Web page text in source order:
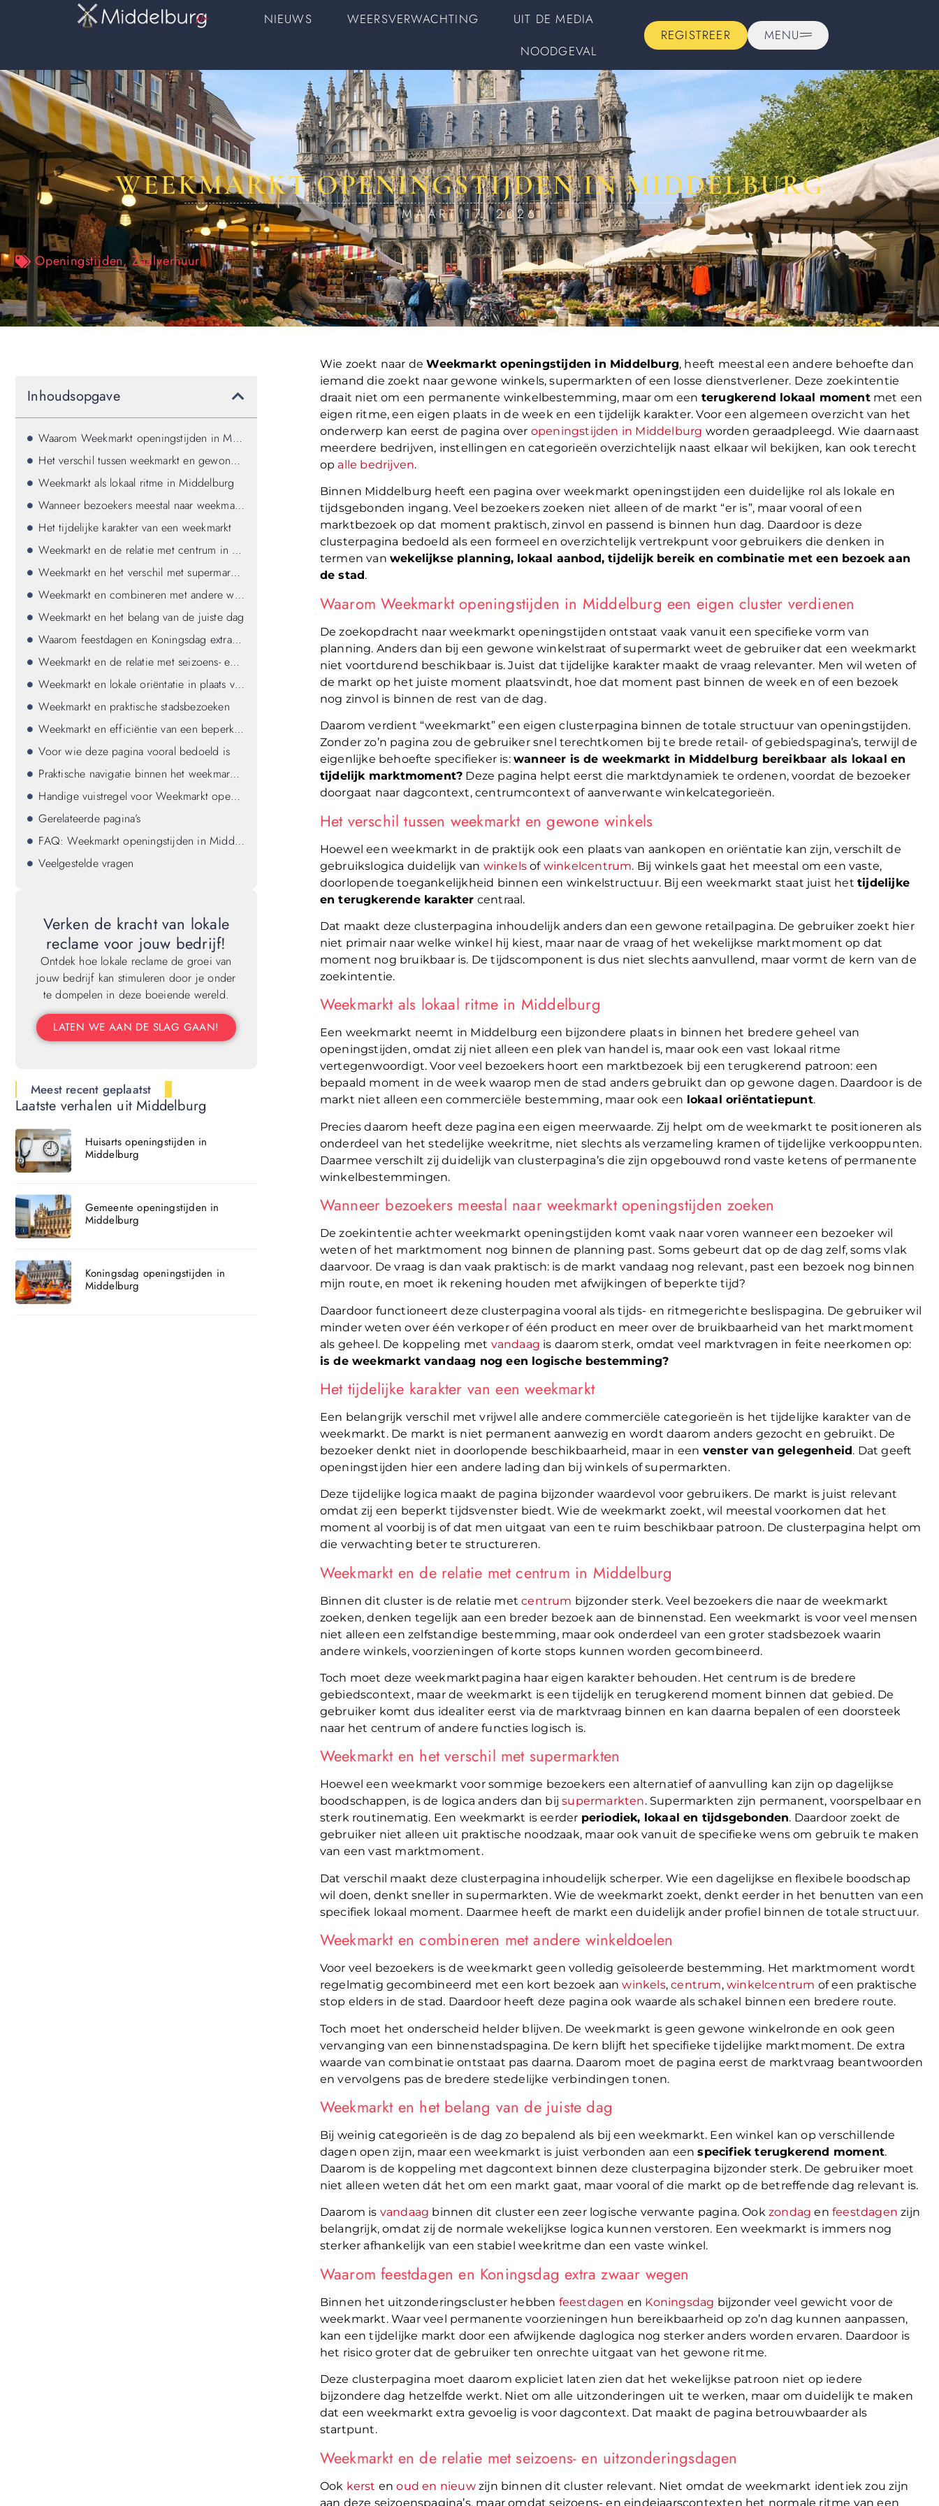
NIEUWS WEERSVERWACHTING
UIT DE MEDIA
NOODGEVAL
REGISTREER MENU
WEEKMARKT OPENINGSTIJDEN IN MIDDELBURG
MAART 17, 2026
Openingstijden,Zaalverhuur
Wie zoekt naar deWeekmarkt openingstijden in Middelburg, heeft meestal een andere behoefte dan
iemand die zoekt naar gewone winkels, supermarkten of een losse dienstverlener. Deze zoekintentie
draait niet om een permanente winkelbestemming, maar om een terugkerend lokaal momentmet een
eigen ritme, een eigen plaats in de week en een tijdelijk karakter. Voor een algemeen overzicht van het
onderwerp kan eerst de pagina over openingstijden in Middelburg worden geraadpleegd. Wie daarnaast
meerdere bedrijven, instellingen en categorieën overzichtelijk naast elkaar wil bekijken, kan ook terecht
op alle bedrijven.
Binnen Middelburg heeft een pagina over weekmarkt openingstijden een duidelijke rol als lokale en
tijdsgebonden ingang. Veel bezoekers zoeken niet alleen of de markt “er is”, maar vooral of een
marktbezoek op dat moment praktisch, zinvol en passend is binnen hun dag. Daardoor is deze
clusterpagina bedoeld als een formeel en overzichtelijk vertrekpunt voor gebruikers die denken in
termen van wekelijkse planning, lokaal aanbod, tijdelijk bereik en combinatie met een bezoek aan
de stad.
Waarom Weekmarkt openingstijden in Middelburg een eigen cluster verdienen
De zoekopdracht naar weekmarkt openingstijden ontstaat vaak vanuit een specifieke vorm van
planning. Anders dan bij een gewone winkelstraat of supermarkt weet de gebruiker dat een weekmarkt
niet voortdurend beschikbaar is. Juist dat tijdelijke karakter maakt de vraag relevanter. Men wil weten of
de markt op het juiste moment plaatsvindt, hoe dat moment past binnen de week en of een bezoek
nog zinvol is binnen de rest van de dag.
Daarom verdient “weekmarkt” een eigen clusterpagina binnen de totale structuur van openingstijden.
Zonder zo’n pagina zou de gebruiker snel terechtkomen bij te brede retail- of gebiedspagina’s, terwijl de
eigenlijke behoefte specifieker is: wanneer is de weekmarkt in Middelburg bereikbaar als lokaal en
tijdelijk marktmoment? Deze pagina helpt eerst die marktdynamiek te ordenen, voordat de bezoeker
doorgaat naar dagcontext, centrumcontext of aanverwante winkelcategorieën.
Het verschil tussen weekmarkt en gewone winkels
Hoewel een weekmarkt in de praktijk ook een plaats van aankopen en oriëntatie kan zijn, verschilt de
gebruikslogica duidelijk van winkelsof winkelcentrum. Bij winkels gaat het meestal om een vaste,
doorlopende toegankelijkheid binnen een winkelstructuur. Bij een weekmarkt staat juist het tijdelijke
en terugkerende karakter centraal.
Dat maakt deze clusterpagina inhoudelijk anders dan een gewone retailpagina. De gebruiker zoekt hier
niet primair naar welke winkel hij kiest, maar naar de vraag of het wekelijkse marktmoment op dat
moment nog bruikbaar is. De tijdscomponent is dus niet slechts aanvullend, maar vormt de kern van de
zoekintentie.
Weekmarkt als lokaal ritme in Middelburg
Een weekmarkt neemt in Middelburg een bijzondere plaats in binnen het bredere geheel van
openingstijden, omdat zij niet alleen een plek van handel is, maar ook een vast lokaal ritme
vertegenwoordigt. Voor veel bezoekers hoort een marktbezoek bij een terugkerend patroon: een
bepaald moment in de week waarop men de stad anders gebruikt dan op gewone dagen. Daardoor is de
markt niet alleen een commerciële bestemming, maar ook een lokaal oriëntatiepunt.
Precies daarom heeft deze pagina een eigen meerwaarde. Zij helpt om de weekmarkt te positioneren als
onderdeel van het stedelijke weekritme, niet slechts als verzameling kramen of tijdelijke verkooppunten.
Daarmee verschilt zij duidelijk van clusterpagina’s die zijn opgebouwd rond vaste ketens of permanente
winkelbestemmingen.
Wanneer bezoekers meestal naar weekmarkt openingstijden zoeken
De zoekintentie achter weekmarkt openingstijden komt vaak naar voren wanneer een bezoeker wil
weten of het marktmoment nog binnen de planning past. Soms gebeurt dat op de dag zelf, soms vlak
daarvoor. De vraag is dan vaak praktisch: is de markt vandaag nog relevant, past een bezoek nog binnen
mijn route, en moet ik rekening houden met afwijkingen of beperkte tijd?
Daardoor functioneert deze clusterpagina vooral als tijds- en ritmegerichte beslispagina. De gebruiker wil
minder weten over één verkoper of één product en meer over de bruikbaarheid van het marktmoment
als geheel. De koppeling met vandaag is daarom sterk, omdat veel marktvragen in feite neerkomen op:
is de weekmarkt vandaag nog een logische bestemming?
Het tijdelijke karakter van een weekmarkt
Een belangrijk verschil met vrijwel alle andere commerciële categorieën is het tijdelijke karakter van de
weekmarkt. De markt is niet permanent aanwezig en wordt daarom anders gezocht en gebruikt. De
bezoeker denkt niet in doorlopende beschikbaarheid, maar in een venster van gelegenheid. Dat geeft
openingstijden hier een andere lading dan bij winkels of supermarkten.
Deze tijdelijke logica maakt de pagina bijzonder waardevol voor gebruikers. De markt is juist relevant
omdat zij een beperkt tijdsvenster biedt. Wie de weekmarkt zoekt, wil meestal voorkomen dat het
moment al voorbij is of dat men uitgaat van een te ruim beschikbaar patroon. De clusterpagina helpt om
die verwachting beter te structureren.
Weekmarkt en de relatie met centrum in Middelburg
Binnen dit cluster is de relatie metcentrum bijzonder sterk. Veel bezoekers die naar de weekmarkt
zoeken, denken tegelijk aan een breder bezoek aan de binnenstad. Een weekmarkt is voor veel mensen
niet alleen een zelfstandige bestemming, maar ook onderdeel van een groter stadsbezoek waarin
andere winkels, voorzieningen of korte stops kunnen worden gecombineerd.
Toch moet deze weekmarktpagina haar eigen karakter behouden. Het centrum is de bredere
gebiedscontext, maar de weekmarkt is een tijdelijk en terugkerend moment binnen dat gebied. De
gebruiker komt dus idealiter eerst via de marktvraag binnen en kan daarna bepalen of een doorsteek
naar het centrum of andere functies logisch is.
Weekmarkt en het verschil met supermarkten
Hoewel een weekmarkt voor sommige bezoekers een alternatief of aanvulling kan zijn op dagelijkse
boodschappen, is de logica anders dan bijsupermarkten. Supermarkten zijn permanent, voorspelbaar en
sterk routinematig. Een weekmarkt is eerder periodiek, lokaal en tijdsgebonden. Daardoor zoekt de
gebruiker niet alleen uit praktische noodzaak, maar ook vanuit de specifieke wens om gebruik te maken
van een vast marktmoment.
Dat verschil maakt deze clusterpagina inhoudelijk scherper. Wie een dagelijkse en flexibele boodschap
wil doen, denkt sneller in supermarkten. Wie de weekmarkt zoekt, denkt eerder in het benutten van een
specifiek lokaal moment. Daarmee heeft de markt een duidelijk ander profiel binnen de totale structuur.
Weekmarkt en combineren met andere winkeldoelen
Voor veel bezoekers is de weekmarkt geen volledig geïsoleerde bestemming. Het marktmoment wordt
regelmatig gecombineerd met een kort bezoek aanwinkels,centrum, winkelcentrum of een praktische
stop elders in de stad. Daardoor heeft deze pagina ook waarde als schakel binnen een bredere route.
Toch moet het onderscheid helder blijven. De weekmarkt is geen gewone winkelronde en ook geen
vervanging van een binnenstadspagina. De kern blijft het specifieke tijdelijke marktmoment. De extra
waarde van combinatie ontstaat pas daarna. Daarom moet de pagina eerst de marktvraag beantwoorden
en vervolgens pas de bredere stedelijke verbindingen tonen.
Weekmarkt en het belang van de juiste dag
Bij weinig categorieën is de dag zo bepalend als bij een weekmarkt. Een winkel kan op verschillende
dagen open zijn, maar een weekmarkt is juist verbonden aan eenspecifiek terugkerend moment.
Daarom is de koppeling met dagcontext binnen deze clusterpagina bijzonder sterk. De gebruiker moet
niet alleen weten dát het om een markt gaat, maar vooral of die markt op de betreffende dag relevant is.
Daarom is vandaag binnen dit cluster een zeer logische verwante pagina. Ook zondag en feestdagen zijn
belangrijk, omdat zij de normale wekelijkse logica kunnen verstoren. Een weekmarkt is immers nog
sterker afhankelijk van een stabiel weekritme dan een vaste winkel.
Waarom feestdagen en Koningsdag extra zwaar wegen
Binnen het uitzonderingscluster hebben feestdagen en Koningsdag bijzonder veel gewicht voor de
weekmarkt. Waar veel permanente voorzieningen hun bereikbaarheid op zo’n dag kunnen aanpassen,
kan een tijdelijke markt door een afwijkende daglogica nog sterker anders worden ervaren. Daardoor is
het risico groter dat de gebruiker ten onrechte uitgaat van het gewone ritme.
Deze clusterpagina moet daarom expliciet laten zien dat het wekelijkse patroon niet op iedere
bijzondere dag hetzelfde werkt. Niet om alle uitzonderingen uit te werken, maar om duidelijk te maken
dat een weekmarkt extra gevoelig is voor dagcontext. Dat maakt de pagina betrouwbaarder als
startpunt.
Weekmarkt en de relatie met seizoens- en uitzonderingsdagen
Ook kerst enoud en nieuwzijn binnen dit cluster relevant. Niet omdat de weekmarkt identiek zou zijn
aan deze seizoenspagina’s, maar omdat seizoens- en eindejaarscontexten het normale ritme van een
Inhoudsopgave
Waarom Weekmarkt openingstijden in Middelburg een eigen cluster verdienen
Het verschil tussen weekmarkt en gewone winkels
Weekmarkt als lokaal ritme in Middelburg
Wanneer bezoekers meestal naar weekmarkt openingstijden zoeken
Het tijdelijke karakter van een weekmarkt
Weekmarkt en de relatie met centrum in Middelburg
Weekmarkt en het verschil met supermarkten
Weekmarkt en combineren met andere winkeldoelen
Weekmarkt en het belang van de juiste dag
Waarom feestdagen en Koningsdag extra zwaar wegen
Weekmarkt en de relatie met seizoens- en uitzonderingsdagen
Weekmarkt en lokale oriëntatie in plaats van ketenkeuze
Weekmarkt en praktische stadsbezoeken
Weekmarkt en efficiëntie van een beperkt tijdsvenster
Voor wie deze pagina vooral bedoeld is
Praktische navigatie binnen het weekmarktcluster
Handige vuistregel voor Weekmarkt openingstijden in Middelburg
Gerelateerde pagina’s
FAQ: Weekmarkt openingstijden in Middelburg
Veelgestelde vragen
Verken de kracht van lokale
reclame voor jouw bedrijf!
Ontdek hoe lokale reclame de groei van
jouw bedrijf kan stimuleren door je onder
te dompelen in deze boeiende wereld.
LATEN WE AAN DE SLAG GAAN!
Meest recent geplaatst
Laatste verhalen uit Middelburg
Huisarts openingstijden in
Middelburg
Gemeente openingstijden in
Middelburg
Koningsdag openingstijden in
Middelburg